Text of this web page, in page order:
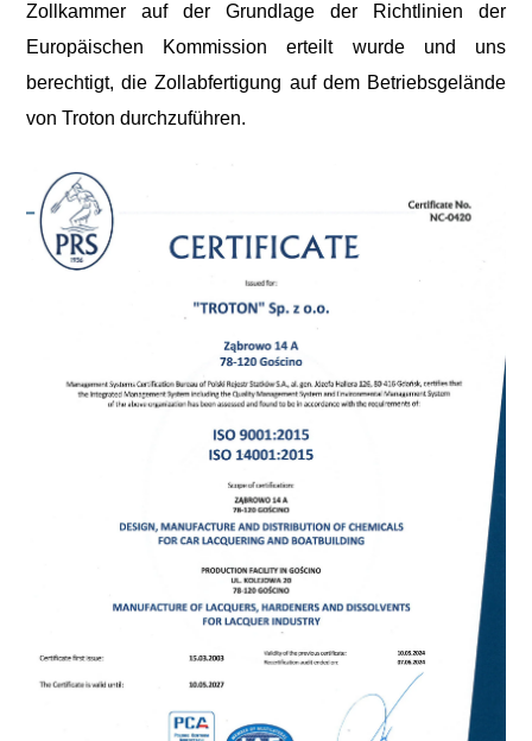
Zollkammer auf der Grundlage der Richtlinien der
Europäischen Kommission erteilt wurde und uns
berechtigt, die Zollabfertigung auf dem Betriebsgelände
von Troton durchzuführen.